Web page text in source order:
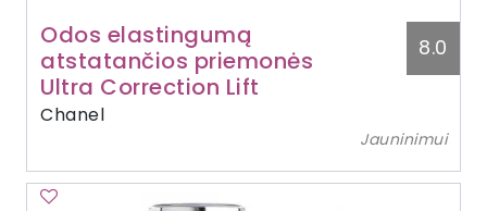
Odos elastingumą
atstatančios priemonės
Ultra Correction Lift
Chanel
8.0
Jauninimui